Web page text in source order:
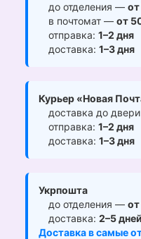
до отделения —
в почтомат — от
отправка: 1–2 дня
доставка: 1–3 дня
Курьер «Новая
доставка до
отправка: 1–2 дня
доставка: 1–3 дня
Укрпошта
до отделения —
доставка: 2–5 дней
Доставка в самые